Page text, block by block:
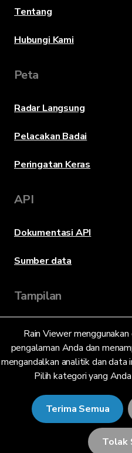
Rain Viewer
pengalaman Anda dan
mengandalkan analitik dan
Pilih kategori yang
Terima Semua
Tolak
Tentang
Hubungi Kami
Peta
Radar Langsung
Pelacakan Badai
Peringatan Keras
API
Dokumentasi API
Sumber data
Tampilan
Bahasa
Bahasa Indonesia (ID)